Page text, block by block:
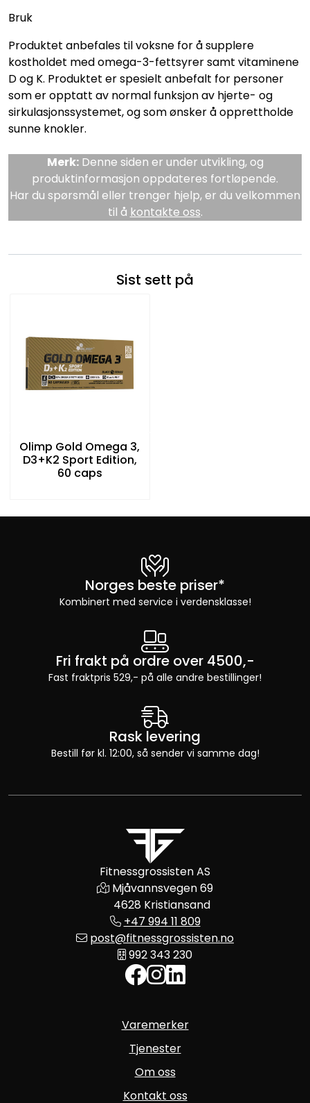
Bruk
Produktet anbefales til voksne for å supplere
kostholdet med omega-3-fettsyrer samt vitaminene
D og K. Produktet er spesielt anbefalt for personer
som er opptatt av normal funksjon av hjerte- og
sirkulasjonssystemet, og som ønsker å opprettholde
sunne knokler.
Merk:Denne siden er under utvikling, og
produktinformasjon oppdateres fortløpende.
Har du spørsmål eller trenger hjelp, er du velkommen
til å kontakte oss.
Sist sett på
Olimp Gold Omega 3,
D3+K2 Sport Edition,
60 caps
Norges beste priser*
Kombinert med service i verdensklasse!
Fri frakt på ordre over 4500,-
Fast fraktpris 529,- på alle andre bestillinger!
Rask levering
Bestill før kl. 12:00, så sender vi samme dag!
Fitnessgrossisten AS
Mjåvannsvegen 69
4628 Kristiansand
+47 994 11 809
post@fitnessgrossisten.no
992 343 230
Varemerker
Tjenester
Om oss
Kontakt oss